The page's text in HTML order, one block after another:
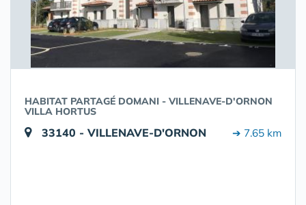
HABITAT PARTAGÉ DOMANI - VILLENAVE-D'ORNON
VILLA HORTUS
33140 - VILLENAVE-D'ORNON ➔ 7.65 km